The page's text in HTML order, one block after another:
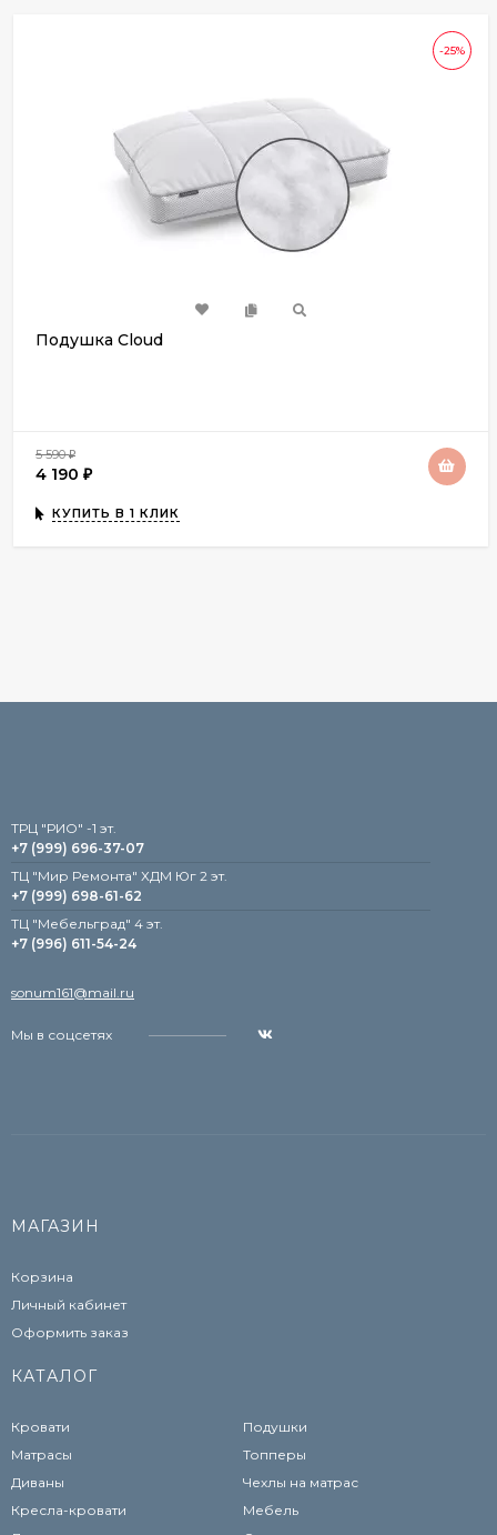
-25%
Подушка Cloud
5 590₽
4 190 ₽
КУПИТЬ В 1 КЛИК
TРЦ "РИО" -1 эт.
+7 (999) 696-37-07
ТЦ "Мир Ремонта" ХДМ Юг 2 эт.
+7 (999) 698-61-62
TЦ "Мебельград" 4 эт.
+7 (996) 611-54-24
sonum161@mail.ru
Мы в соцсетях
МАГАЗИН
Корзина
Личный кабинет
Оформить заказ
КАТАЛОГ
Кровати
Матрасы
Диваны
Кресла-кровати
Подушки
Топперы
Чехлы на матрас
Мебель